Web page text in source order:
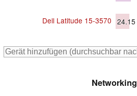
Dell Latitude 15-3570 24.15
Networking